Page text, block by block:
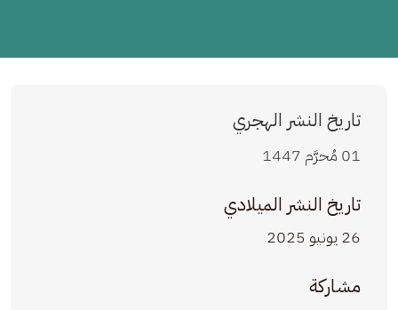
تاريخ النشر الهجري
01 مُحرَّم 1447
تاريخ النشر الميلادي
26 يونيو 2025
مشاركة